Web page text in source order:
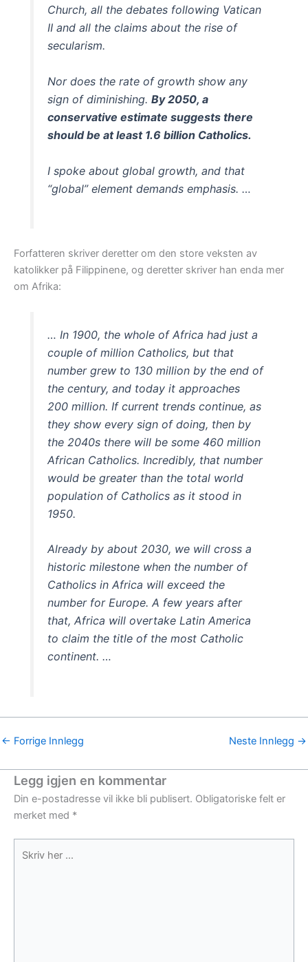
Church, all the debates following Vatican
II and all the claims about the rise of
secularism.
Nor does the rate of growth show any
sign of diminishing.By 2050, a
conservative estimate suggests there
should be at least 1.6 billion Catholics.
I spoke about global growth, and that
“global” element demands emphasis. …
Forfatteren skriver deretter om den store veksten av
katolikker på Filippinene, og deretter skriver han enda mer
om Afrika:
… In 1900, the whole of Africa had just a
couple of million Catholics, but that
number grew to 130 million by the end of
the century, and today it approaches
200 million. If current trends continue, as
they show every sign of doing, then by
the 2040s there will be some 460 million
African Catholics. Incredibly, that number
would be greater than the total world
population of Catholics as it stood in
1950.
Already by about 2030, we will cross a
historic milestone when the number of
Catholics in Africa will exceed the
number for Europe. A few years after
that, Africa will overtake Latin America
to claim the title of the most Catholic
continent. …
← Forrige Innlegg Neste Innlegg →
Legg igjen en kommentar
Din e-postadresse vil ikke bli publisert. Obligatoriske felt er
merket med *
her